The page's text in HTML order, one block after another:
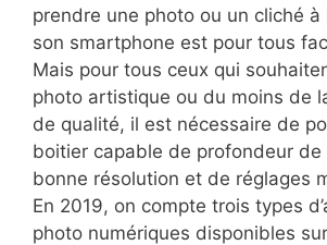
prendre une photo ou un cliché à
son smartphone est pour tous
Mais pour tous ceux qui
photo artistique ou du moins de
de qualité, il est nécessaire de
boitier capable de profondeur de
bonne résolution et de réglages
En 2019, on compte trois types
photo numériques disponibles